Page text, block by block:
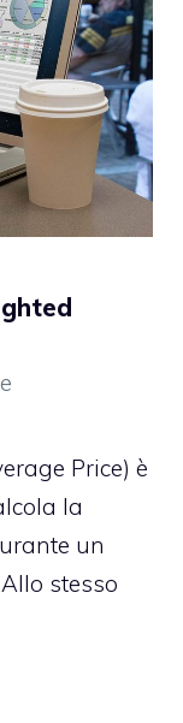
Price) è
la
un
stesso